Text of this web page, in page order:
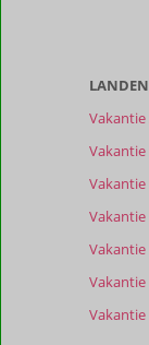
LANDEN
Vakantie
Vakantie